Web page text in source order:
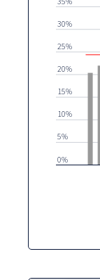
0%
5%
10%
15%
20%
25%
30%